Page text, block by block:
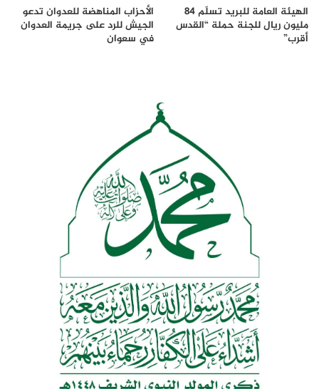
الهيئة العامة للبريد تسلّم 84
مليون ريال للجنة حملة “القدس
أقرب”
الأحزاب المناهضة للعدوان تدعو
الجيش للرد على جريمة العدوان
في سعوان